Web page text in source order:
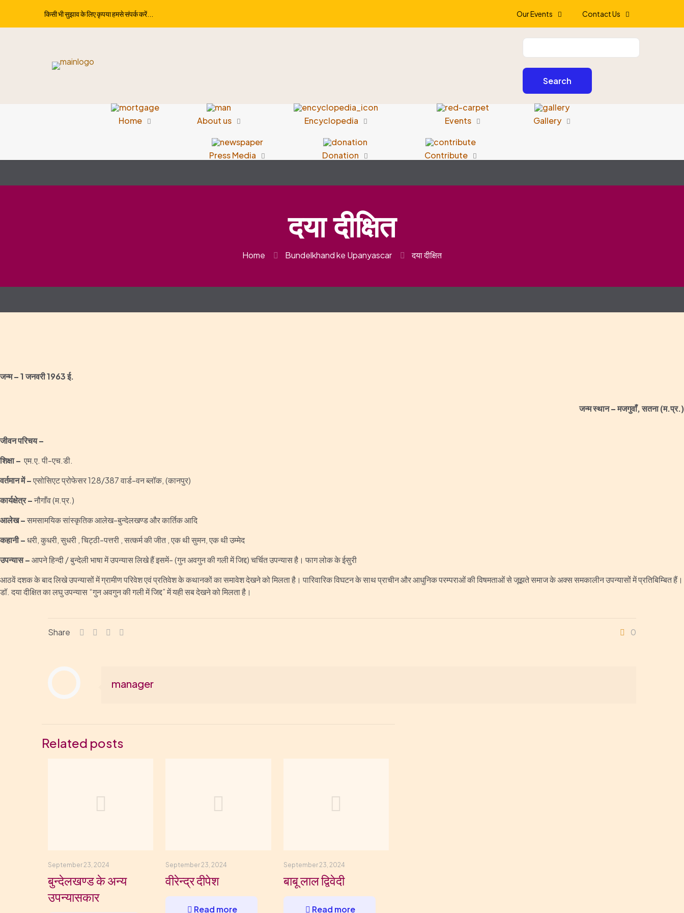
किसी भी सुझाव के लिए कृपया हमसे संपर्क करें... Our Events Contact Us
Home About us Encyclopedia Events Gallery
Press Media Donation Contribute
दया दीक्षित
Home Bundelkhand ke Upanyascar दया दीक्षित
जन्‍म – 1जनवरी1963 ई.
जन्‍मस्थान–मजगुवाँ, सतना (म.प्र.)
जीवन परिचय –
शिक्षा – एम.ए. पी-एच.डी.
वर्तमान में –एसोसिएट प्रोफेसर 128/387 वार्ड-वन ब्लॉक, (कानपुर)
कार्यक्षेत्र –नौगाँव (म.प्र.)
आलेख –समसामयिक सांस्कृतिक आलेख-बुन्देलखण्ड और कार्तिक आदि
कहानी –धरी, कुधरी, सुधरी , चिट्ठी-पत्तरी , सत्कर्म की जीत , एक थी सुमन, एक थी उम्मेद
उपन्यास –आपने हिन्दी / बुन्देली भाषा में उपन्यास लिखे हैं इसमें- (गुन अवगुन की गली में जिद्द) चर्चित उपन्यास है। फाग लोक के ईसुरी
आठवें दशक के बाद लिखे उपन्यासों में ग्रामीण परिवेश एवं प्रतिवेश के कथानकों का समावेश देखने को मिलता है। पारिवारिक विघटन के साथ प्राचीन और आधुनिक परम्पराओं की विषमताओं से जूझते समाज के अक्स समकालीन उपन्यासों में प्रतिबिम्बित हैं।
डॉ. दया दीक्षित का लघु उपन्यास “गुन अवगुन की गली में जिद्द” में यही सब देखने को मिलता है।
Share 0
manager
Related posts
September 23, 2024
बुन्देलखण्ड के अन्य
उपन्यासकार
September 23, 2024
वीरेन्द्र दीपेश
Read more
September 23, 2024
बाबू लाल द्विवेदी
Read more